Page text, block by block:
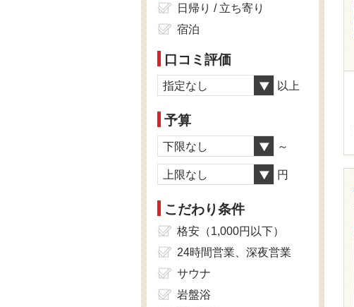
日帰り / 立ち寄り
宿泊
口コミ評価
指定なし 以上
予算
下限なし ～
上限なし 円
こだわり条件
格安（1,000円以下）
24時間営業、深夜営業
サウナ
岩盤浴